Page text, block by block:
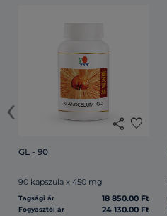
share favorite
GL - 90
90 kapszula x 450 mg
Tagsági ár 18 850.00 Ft
Fogyasztói ár 24 130.00 Ft
‹